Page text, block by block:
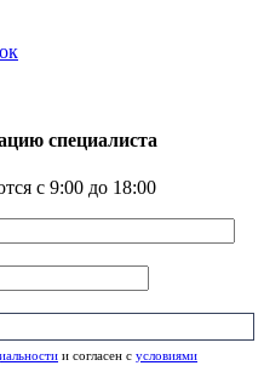
специалиста
с 9:00 до 18:00
и согласен с условиями